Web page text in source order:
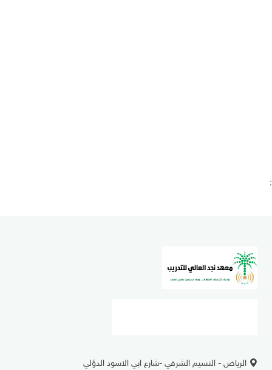
;
الرياض - النسيم الشرقي -شارع ابي الاسود الدؤلي